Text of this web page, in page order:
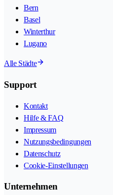
Bern
Basel
Winterthur
Lugano
Alle Städte
Support
Kontakt
Hilfe & FAQ
Impressum
Nutzungsbedingungen
Datenschutz
Cookie-Einstellungen
Unternehmen